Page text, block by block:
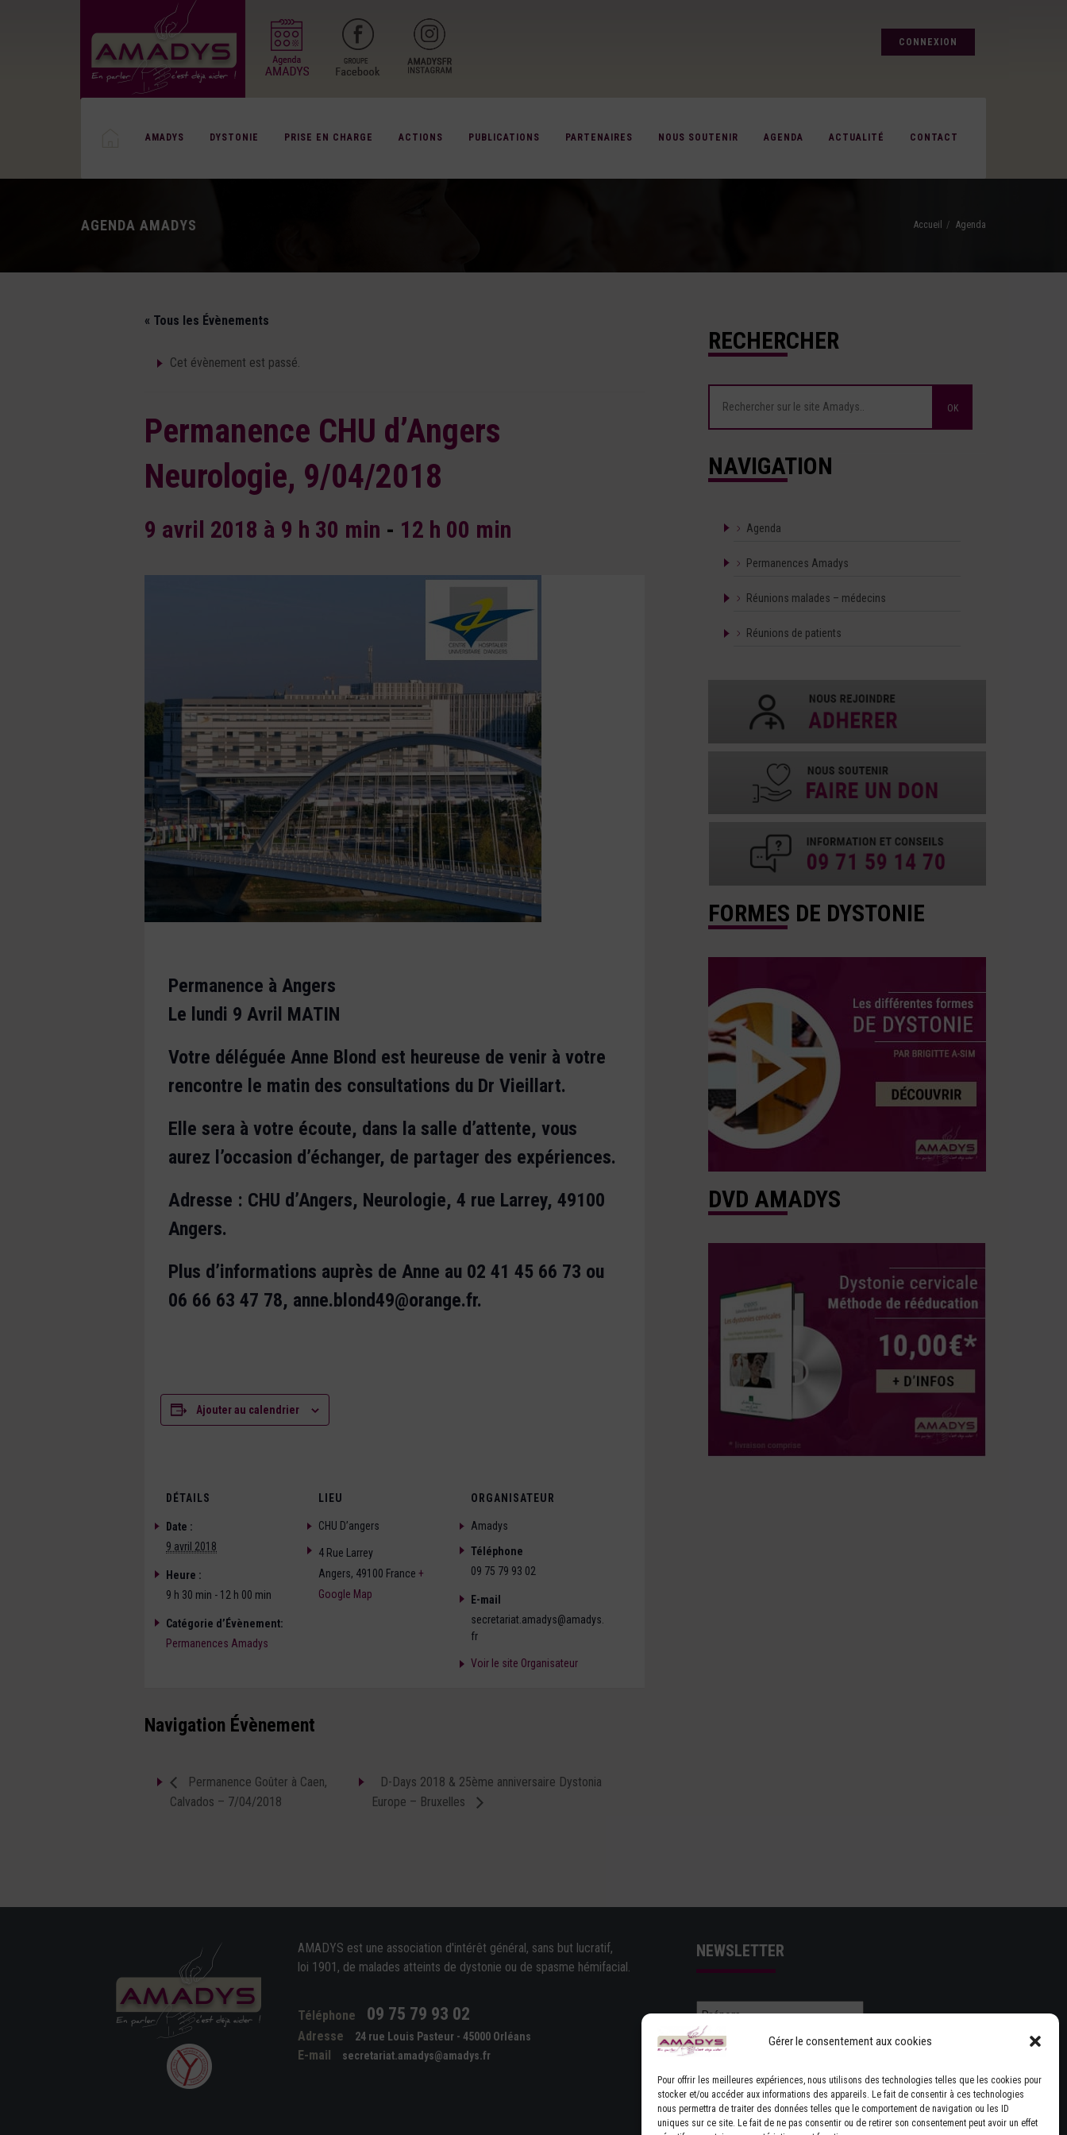
Gérer le consentement aux cookies
Pour offrir les meilleures expériences, nous utilisons des technologies telles que les cookies pour
stocker et/ou accéder aux informations des appareils. Le fait de consentir à ces technologies
nous permettra de traiter des données telles que le comportement de navigation ou les ID
uniques sur ce site. Le fait de ne pas consentir ou de retirer son consentement peut avoir un effet
CONNEXION
AMADYS DYSTONIE PRISE EN CHARGE ACTIONS PUBLICATIONS PARTENAIRES NOUS SOUTENIR AGENDA ACTUALITÉ CONTACT
AGENDA AMADYS Accueil Agenda
« Tous les Évènements
Cet évènement est passé.
Permanence CHU d’Angers
Neurologie, 9/04/2018
9 avril 2018 à 9 h 30 min - 12 h 00 min
Permanence à Angers
Le lundi 9 Avril MATIN
Votre déléguée Anne Blond est heureuse de venir à votre
rencontre le matin des consultations du Dr Vieillart.
Elle sera à votre écoute, dans la salle d’attente, vous
aurez l’occasion d’échanger, de partager des expériences.
Adresse : CHU d’Angers, Neurologie, 4 rue Larrey, 49100
Angers.
Plus d’informations auprès de Anne au 02 41 45 66 73 ou
06 66 63 47 78, anne.blond49@orange.fr.
Ajouter au calendrier
DÉTAILS
Date :
9 avril 2018
Heure :
9 h 30 min - 12 h 00 min
Catégorie d’Évènement:
Permanences Amadys
LIEU
CHU D’angers
4 Rue Larrey
Angers, 49100 France +
Google Map
ORGANISATEUR
Amadys
Téléphone
09 75 79 93 02
E-mail
secretariat.amadys@amadys.
fr
Voir le site Organisateur
Navigation Évènement
Permanence Goûter à Caen,
Calvados – 7/04/2018
D-Days 2018 & 25ème anniversaire Dystonia
Europe – Bruxelles
RECHERCHER
NAVIGATION
Agenda
Permanences Amadys
Réunions malades – médecins
Réunions de patients
FORMES DE DYSTONIE
DVD AMADYS
AMADYS est une association d'intérêt général, sans but lucratif,
loi 1901, de malades atteints de dystonie ou de spasme hémifacial.
Téléphone 09 75 79 93 02
Adresse 24 rue Louis Pasteur - 45000 Orléans
E-mail secretariat.amadys@amadys.fr
NEWSLETTER
J'ACCEPTE LES CONDITIONS GÉNÉRALES
D'UTILISATION